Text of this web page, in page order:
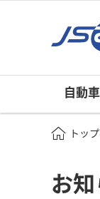
自動
トッ
お